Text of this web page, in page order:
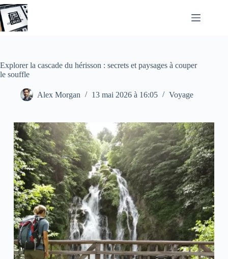
Passer
au
contenu
Explorer la cascade du hérisson : secrets et paysages à couper
le souffle
Alex Morgan 13 mai 2026 à 16:05 Voyage